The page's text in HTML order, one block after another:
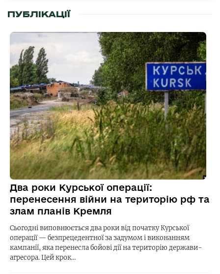
ПУБЛІКАЦІЇ
Два роки Курської операції:
перенесення війни на територію рф та
злам планів Кремля
Сьогодні виповнюється два роки від початку Курської
операції — безпрецедентної за задумом і виконанням
кампанії, яка перенесла бойові дії на територію держави-
агресора. Цей крок…